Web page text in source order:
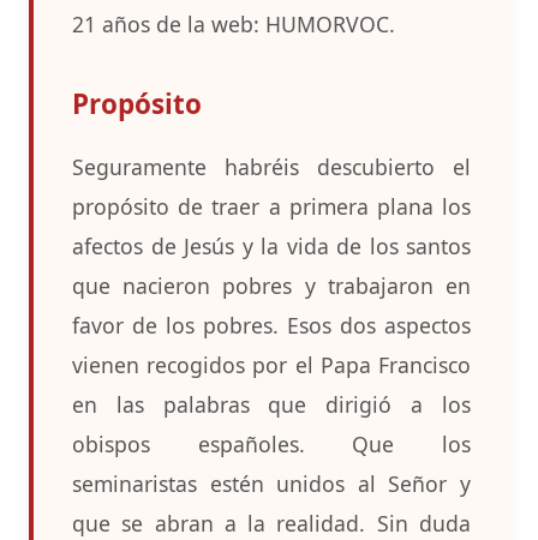
21 años de la web: HUMORVOC.
Propósito
Seguramente habréis descubierto el
propósito de traer a primera plana los
afectos de Jesús y la vida de los santos
que nacieron pobres y trabajaron en
favor de los pobres. Esos dos aspectos
vienen recogidos por el Papa Francisco
en las palabras que dirigió a los
obispos españoles. Que los
seminaristas estén unidos al Señor y
que se abran a la realidad. Sin duda